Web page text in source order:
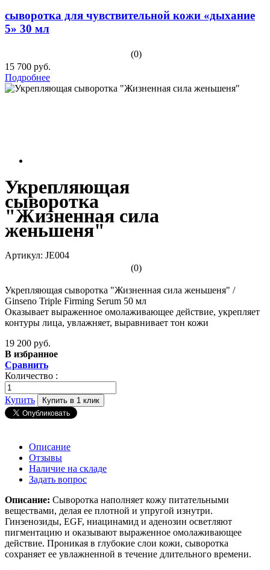
сыворотка для чувствительной кожи «дыхание
5» 30 мл
(0)
15 700 руб.
Подробнее
Укрепляющая
сыворотка
"Жизненная сила
женьшеня"
Артикул: JE004
(0)
Укрепляющая сыворотка "Жизненная сила женьшеня" /
Ginseno Triple Firming Serum 50 мл
Оказывает выраженное омолаживающее действие, укрепляет
контуры лица, увлажняет, выравнивает тон кожи
19 200 руб.
В избранное
Сравнить
Количество :
Купить Купить в 1 клик
Описание
Отзывы
Наличие на складе
Задать вопрос
Описание: Сыворотка наполняет кожу питательными
веществами, делая ее плотной и упругой изнутри.
Гинзенозиды, EGF, ниацинамид и аденозин осветляют
пигментацию и оказывают выраженное омолаживающее
действие. Проникая в глубокие слои кожи, сыворотка
сохраняет ее увлажненной в течение длительного времени.